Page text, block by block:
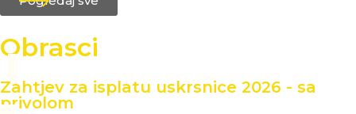
Obrasci
Zahtjev za isplatu uskrsnice 2026 - sa
privolom